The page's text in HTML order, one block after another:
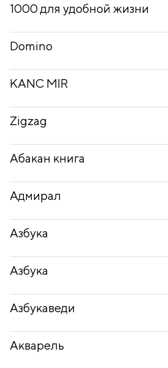
1000 для удобной жизни
Domino
KANC MIR
Zigzag
Абакан книга
Адмирал
Азбука
Азбука
Азбукаведи
Акварель